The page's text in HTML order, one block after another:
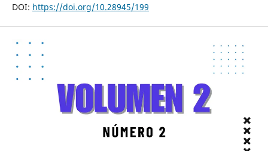
DOI: https://doi.org/10.28945/199